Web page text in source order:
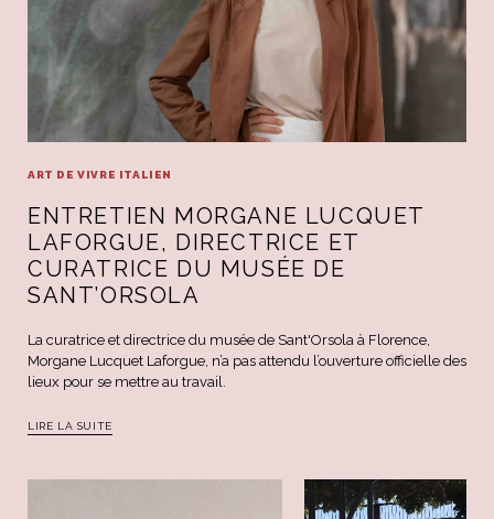
ART DE VIVRE ITALIEN
ENTRETIEN MORGANE LUCQUET
LAFORGUE, DIRECTRICE ET
CURATRICE DU MUSÉE DE
SANT’ORSOLA
La curatrice et directrice du musée de Sant'Orsola à Florence,
Morgane Lucquet Laforgue, n’a pas attendu l’ouverture officielle des
lieux pour se mettre au travail.
LIRE LA SUITE